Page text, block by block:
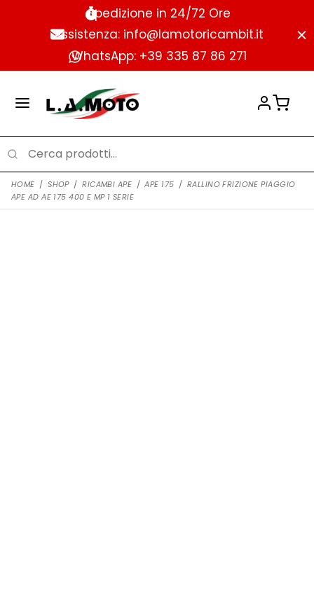
Spedizione in 24/72 Ore
Assistenza: info@lamotoricambit.it
WhatsApp: +39 335 87 86 271
HOME / SHOP / RICAMBI APE / APE 175 / RALLINO FRIZIONE PIAGGIO
APE AD AE 175 400 E MP 1 SERIE